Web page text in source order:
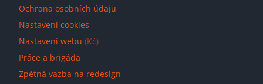
Ochrana osobních údajů
Nastavení cookies
Nastavení webu (Kč)
Práce a brigáda
Zpětná vazba na redesign